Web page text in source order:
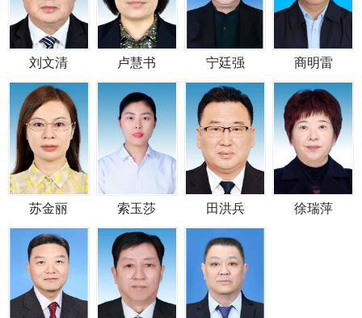
刘文清 卢慧书 宁廷强 商明雷
苏金丽 索玉莎 田洪兵 徐瑞萍